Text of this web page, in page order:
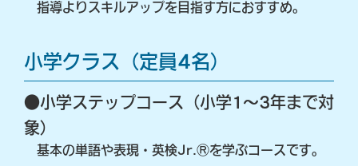
指導よりスキルアップを⽬指す⽅におすすめ。
⼩学クラス（定員4名）
●⼩学ステップコース（⼩学1～3年まで対
象）
基本の単語や表現・英検Jr.Ⓡを学ぶコースです。